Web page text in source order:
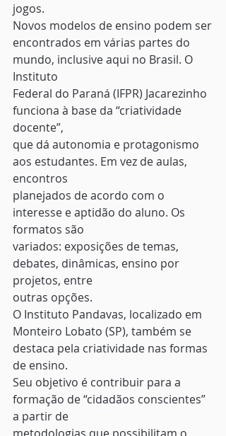
jogos.
Novos modelos de ensino podem ser
encontrados em várias partes do
mundo, inclusive aqui no Brasil. O
Instituto
Federal do Paraná (IFPR) Jacarezinho
funciona à base da “criatividade
docente”,
que dá autonomia e protagonismo
aos estudantes. Em vez de aulas,
encontros
planejados de acordo com o
interesse e aptidão do aluno. Os
formatos são
variados: exposições de temas,
debates, dinâmicas, ensino por
projetos, entre
outras opções.
O Instituto Pandavas, localizado em
Monteiro Lobato (SP), também se
destaca pela criatividade nas formas
de ensino.
Seu objetivo é contribuir para a
formação de “cidadãos conscientes”
a partir de